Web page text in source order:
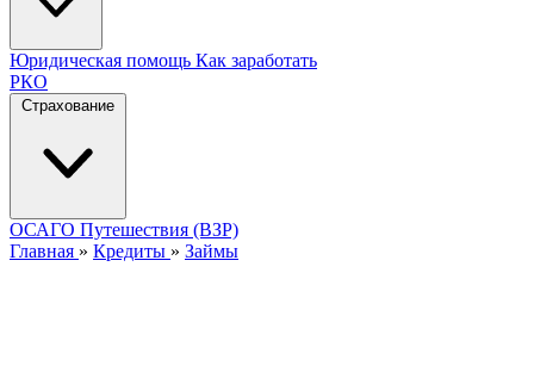
Юридическая помощь Как заработать
РКО
Страхование
ОСАГО Путешествия (ВЗР)
Главная » Кредиты » Займы